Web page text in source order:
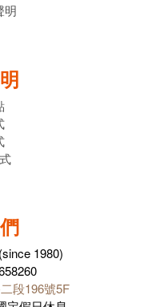
明
1980)
段196號5F